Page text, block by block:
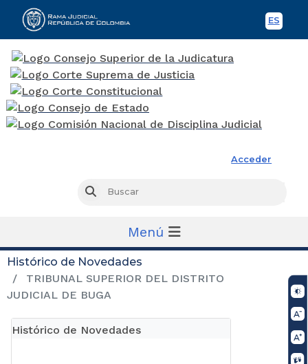
ES
Acceder
Buscar
Menú
Histórico de Novedades
TRIBUNAL SUPERIOR DEL DISTRITO
JUDICIAL DE BUGA
Histórico de Novedades